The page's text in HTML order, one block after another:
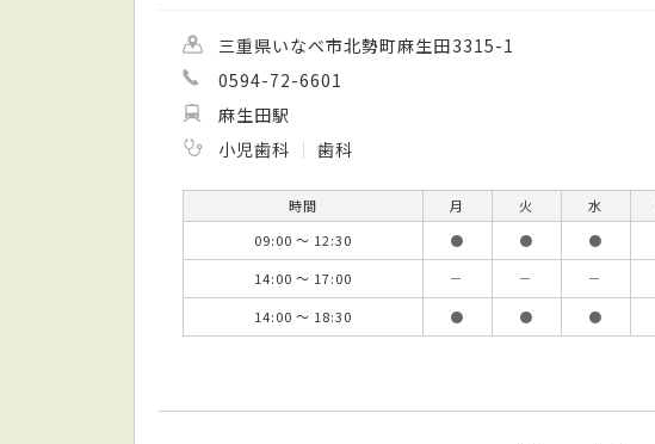
三重県いなべ市北勢町麻生田3315-1
0594-72-6601
麻生田駅
小児歯科
歯科
時間 月 火 水
09:00 ～ 12:30
● ● ●
14:00 ～ 17:00
－ － －
14:00 ～ 18:30
● ● ●